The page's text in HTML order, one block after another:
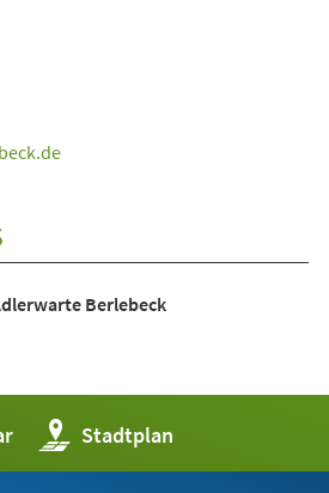
de
Berlebeck
Stadtplan
(Öffnet
in
einem